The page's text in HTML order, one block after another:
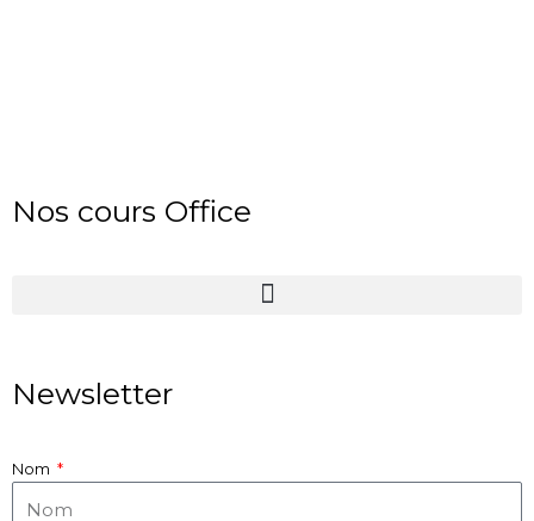
Nos cours Office
Newsletter
Nom